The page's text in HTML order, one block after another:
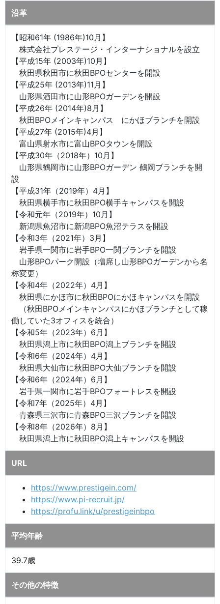
沿革
【昭和61年 (1986年)10月】
株式会社プレステージ・インターナショナルを設立
【平成15年 (2003年)10月】
秋田県秋田市に秋田BPOセンターを開設
【平成25年 (2013年)11月】
山形県酒田市に山形BPOガーデンを開設
【平成26年 (2014年)8月】
秋田BPOメインキャンパス にかほブランチを開設
【平成27年 (2015年)4月】
富山県射水市に富山BPOタウンを開設
【平成30年（2018年）10月】
山形県鶴岡市に山形BPOガーデン 鶴岡ブランチを開
設
【平成31年（2019年）4月】
秋田県横手市に秋田BPO横手キャンパスを開設
【令和元年（2019年）10月】
新潟県魚沼市に新潟BPO魚沼テラスを開設
【令和3年（2021年）3月】
岩手県一関市に岩手BPO一関ブランチを開設
山形BPOパーク開設（増席し山形BPOガーデンから名
称変更）
【令和4年（2022年）4月】
秋田県にかほ市に秋田BPOにかほキャンパスを開設
（秋田BPOメインキャンパスにかほブランチとして稼
働していた3オフィスを統合）
【令和5年（2023年）6月】
秋田県潟上市に秋田BPO潟上ブランチを開設
【令和6年（2024年）4月】
秋田県大仙市に秋田BPO大仙ブランチを開設
【令和6年（2024年）6月】
岩手県一関市に岩手BPOフォートレスを開設
【令和7年（2025年）4月】
青森県三沢市に青森BPO三沢ブランチを開設
【令和8年（2026年）8月】
秋田県潟上市に秋田BPO潟上キャンパスを開設
URL
https://www.prestigein.com/
https://www.pi-recruit.jp/
https://profu.link/u/prestigeinbpo
平均年齢
39.7歳
その他の特徴